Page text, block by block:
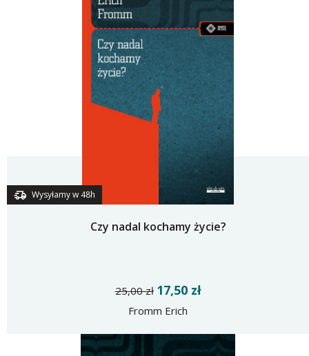
Wysyłamy w 48h
Czy nadal kochamy życie?
25,00 zł 17,50 zł
Fromm Erich